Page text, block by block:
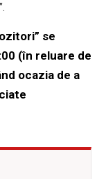
se
(în reluare de
ocazia de a